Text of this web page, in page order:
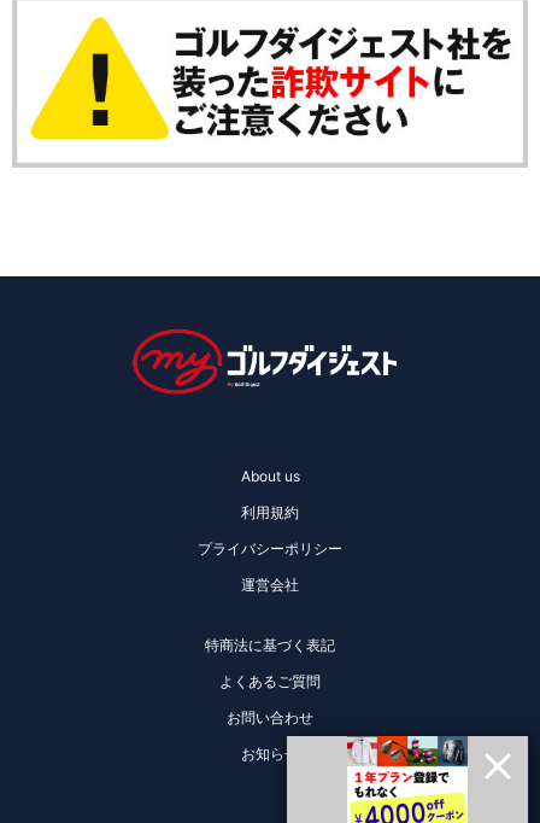
About us
利用規約
プライバシーポリシー
運営会社
特商法に基づく表記
よくあるご質問
お問い合わせ
お知らせ